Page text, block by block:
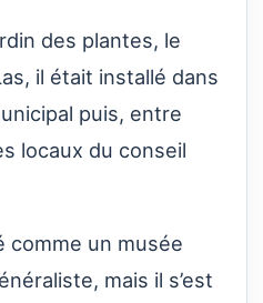
des plantes, le
il était installé dans
puis, entre
locaux du conseil
comme un musée
mais il s’est